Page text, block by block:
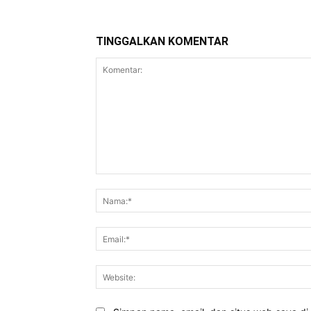
TINGGALKAN KOMENTAR